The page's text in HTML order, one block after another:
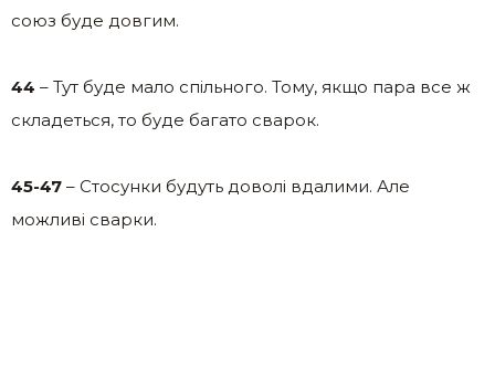
союз буде довгим.
44 – Тут буде мало спільного. Тому, якщо пара все ж
складеться, то буде багато сварок.
45-47 – Стосунки будуть доволі вдалими. Але
можливі сварки.